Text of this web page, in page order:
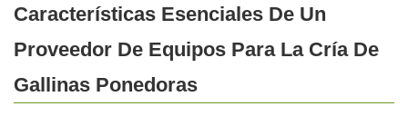
Características Esenciales De Un
Proveedor De Equipos Para La Cría De
Gallinas Ponedoras